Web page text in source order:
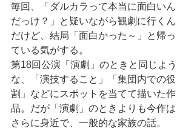
毎回、「ダルカラって本当に面白いん
だっけ？」と疑いながら観劇に行くん
だけど、結局「面白かった～」と帰っ
ている気がする。
第18回公演「演劇」のときと同じよう
な、「演技すること」「集団内での役
割」などにスポットを当てて描いた作
品。だが「演劇」のときよりも今作は
さらに身近で、一般的な家族の話。